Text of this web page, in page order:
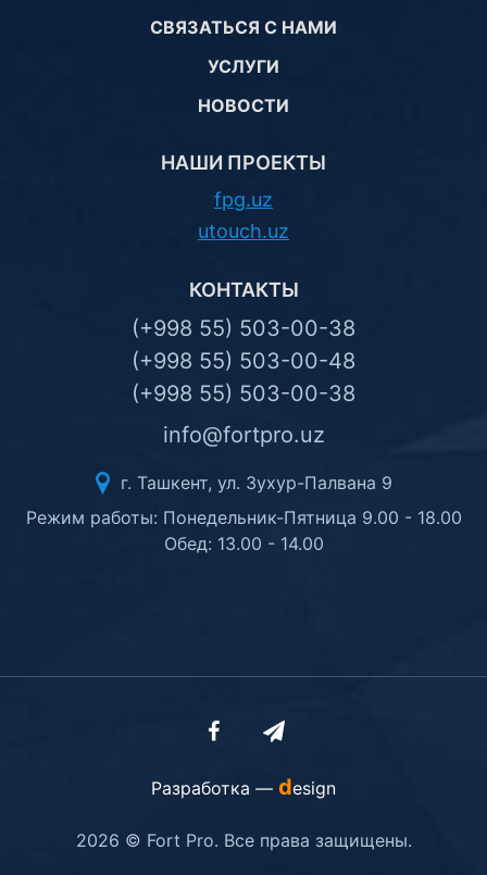
СВЯЗАТЬСЯ С НАМИ
УСЛУГИ
НОВОСТИ
НАШИ ПРОЕКТЫ
fpg.uz
utouch.uz
КОНТАКТЫ
(+998 55) 503-00-38
(+998 55) 503-00-48
(+998 55) 503-00-38
info@fortpro.uz
г. Ташкент, ул. Зухур-Палвана 9
Режим работы: Понедельник-Пятница 9.00 - 18.00
Обед: 13.00 - 14.00
Разработка — design
2026 © Fort Pro. Все права защищены.